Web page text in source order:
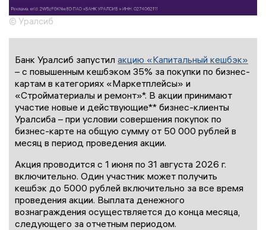
© Уралсиб
Банк Уралсиб запустил акцию «Капитальный кешбэк»
– с повышенным кешбэком 35% за покупки по бизнес-
картам в категориях «Маркетплейсы» и
«Стройматериалы и ремонт»*. В акции принимают
участие новые и действующие** бизнес-клиенты
Уралсиба – при условии совершения покупок по
бизнес-карте на общую сумму от 50 000 рублей в
месяц в период проведения акции.
Акция проводится с 1 июня по 31 августа 2026 г.
включительно. Один участник может получить
кешбэк до 5000 рублей включительно за все время
проведения акции. Выплата денежного
вознаграждения осуществляется до конца месяца,
следующего за отчетным периодом.